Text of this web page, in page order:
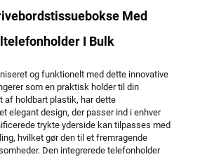
Med
I Bulk
og funktionelt med dette innovative
som en praktisk holder til din
af holdbart plastik, har dette
elegant design, der passer ind i enhver
trykte yderside kan tilpasses med
hvilket gør den til et fremragende
Den integrerede telefonholder